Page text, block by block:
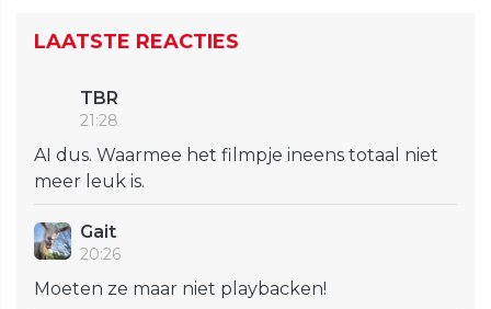
LAATSTE REACTIES
TBR
21:28
AI dus. Waarmee het filmpje ineens totaal niet
meer leuk is.
Gait
20:26
Moeten ze maar niet playbacken!